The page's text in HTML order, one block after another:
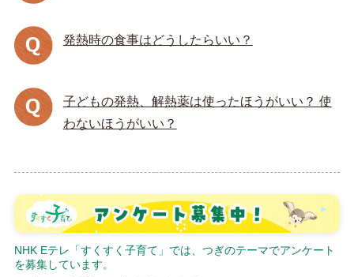
発熱時の食事はどうしたらいい？
子どもの発熱、解熱薬は使ったほうがいい？ 使
わないほうがいい？
NHK Eテレ「すくすく子育て」では、つぎのテーマでアンケート
を募集しています。